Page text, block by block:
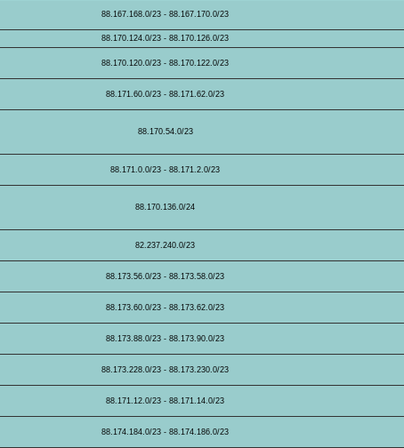
88.167.168.0/23 - 88.167.170.0/23
88.170.124.0/23 - 88.170.126.0/23
88.170.120.0/23 - 88.170.122.0/23
88.171.60.0/23 - 88.171.62.0/23
88.170.54.0/23
88.171.0.0/23 - 88.171.2.0/23
88.170.136.0/24
82.237.240.0/23
88.173.56.0/23 - 88.173.58.0/23
88.173.60.0/23 - 88.173.62.0/23
88.173.88.0/23 - 88.173.90.0/23
88.173.228.0/23 - 88.173.230.0/23
88.171.12.0/23 - 88.171.14.0/23
88.174.184.0/23 - 88.174.186.0/23